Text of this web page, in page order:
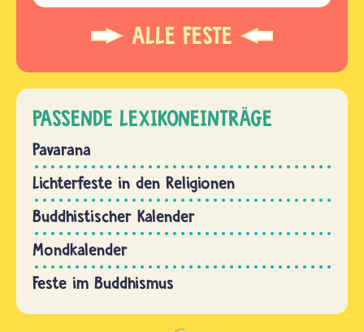
ALLE FESTE
PASSENDE LEXIKONEINTRÄGE
Pavarana
Lichterfeste in den Religionen
Buddhistischer Kalender
Mondkalender
Feste im Buddhismus